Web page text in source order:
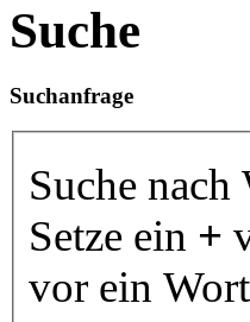
Suche
Suchanfrage
Suche nach
Setze ein +
vor ein